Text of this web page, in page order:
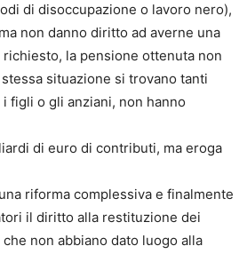
di disoccupazione o lavoro nero),
non danno diritto ad averne una
la pensione ottenuta non
situazione si trovano tanti
figli o gli anziani, non hanno
di euro di contributi, ma eroga
riforma complessiva e finalmente
il diritto alla restituzione dei
non abbiano dato luogo alla